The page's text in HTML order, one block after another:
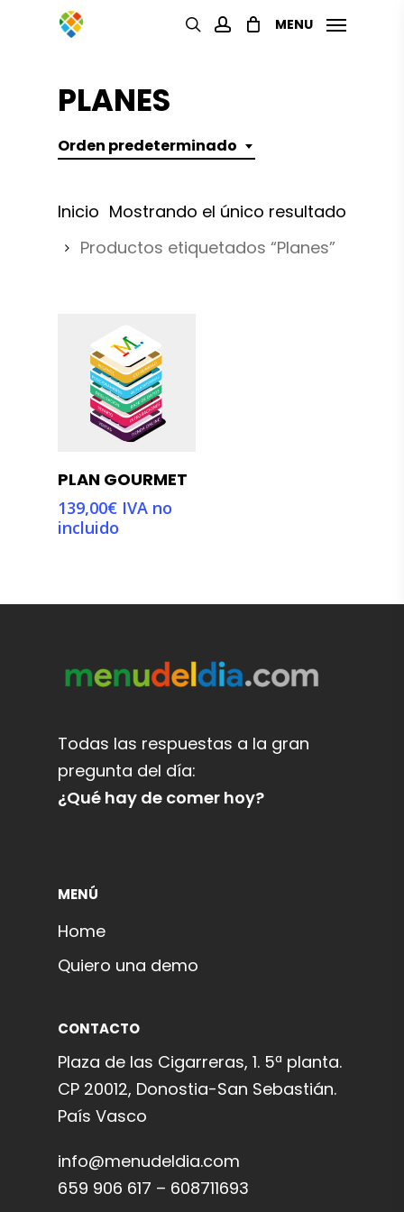
content
searchaccount
MENU
PLANES
Orden predeterminado
Mostrando el único resultado
Inicio
Productos etiquetados “Planes”
Añadir Al
PLAN GOURMET
139,00€ IVA no
incluido
Todas las respuestas a la gran
pregunta del día:
¿Qué hay de comer hoy?
MENÚ
Home
Quiero una demo
CONTACTO
Plaza de las Cigarreras, 1. 5ª planta.
CP 20012, Donostia-San Sebastián.
País Vasco
info@menudeldia.com
659 906 617 – 608711693